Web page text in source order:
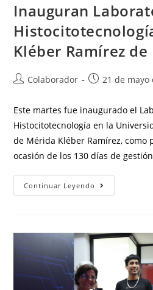
Inauguran
Kléber Ramírez
Colaborador 21 de mayo
Este martes fue inaugurado el
Histocitotecnología en la
de Mérida Kléber Ramírez, como
ocasión de los 130 días de
Continuar Leyendo